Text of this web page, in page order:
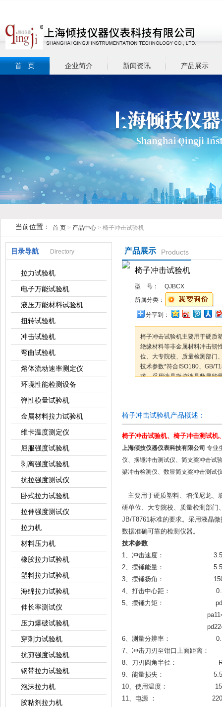
首 页 企业简介 新闻资讯 产品展示
当前位置： 首 页 > 产品中心 > 椅子冲击试验机
目录导航 Directory
拉力试验机
电子万能试验机
液压万能材料试验机
扭转试验机
冲击试验机
弯曲试验机
熔体流动速率测定仪
环境性能检测设备
弹性模量试验机
金属材料拉力试验机
维卡温度测定仪
屈服强度试验机
剥离强度试验机
抗拉强度测试仪
卧式拉力试验机
拉伸强度测试仪
拉力机
材料压力机
橡胶拉力试验机
塑料拉力试验机
海绵拉力试验机
伸长率测试仪
压力爆破试验机
穿刺力试验机
抗剪强度试验机
钢带拉力试验机
泡沫拉力机
胶粘剂拉力机
产品展示 Products
椅子冲击试验机
型 号：
QJBCX
所属分类：
分享到：
椅子冲击试验机主要用于硬质
绝缘材料等非金属材料冲击韧
位、大专院校、质量检测部门
技术参数*符合ISO180、GB/
求。采用液晶微控液晶数显能
椅子冲击试验机产品概述：
椅子冲击试验机、 椅子冲击测试机
上海倾技仪器仪表科技有限公司 专业
仪、摆锤冲击测试仪、简支梁冲击试
梁冲击检测仪、数显简支梁冲击测试
主要用于硬质塑料、增强尼龙、
研单位、大专院校、质量检测部门
JB/T8761标准的要求。采用液晶
数据准确可靠的检测仪器。
技术参数
1、冲击速度：
2、摆锤能量： 5.5J、
3、摆锤扬角：
4、打击中心距：
5、摆锤力矩：
6、测量分辨率：
7、冲击刀刃至钳口上面距离：
8、刀刃圆角半径：
9、能量损失： 5.5J＜
10、使用温度： 15-
11、电源 ： 220V